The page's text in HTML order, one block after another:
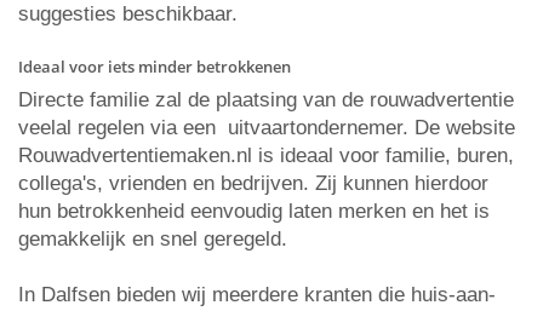
suggesties beschikbaar.
Ideaal voor iets minder betrokkenen
Directe familie zal de plaatsing van de rouwadvertentie
veelal regelen via een uitvaartondernemer. De website
Rouwadvertentiemaken.nl is ideaal voor familie, buren,
collega's, vrienden en bedrijven. Zij kunnen hierdoor
hun betrokkenheid eenvoudig laten merken en het is
gemakkelijk en snel geregeld.
In Dalfsen bieden wij meerdere kranten die huis-aan-